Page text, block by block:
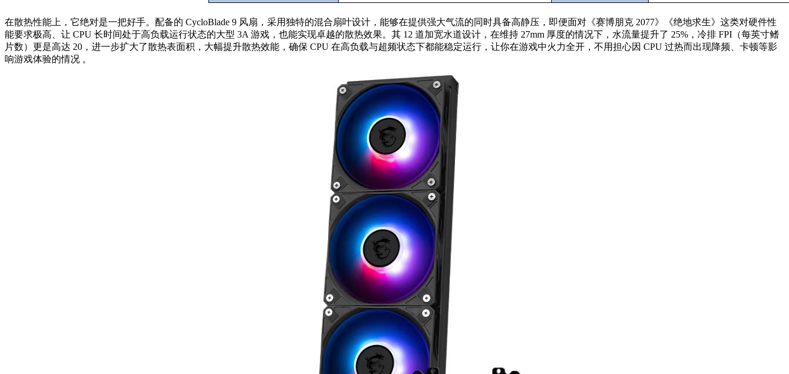
在散热性能上，它绝对是一把好手。配备的 CycloBlade 9 风扇，采用独特的混合扇叶设计，能够在提供强大气流的同时具备高静压，即便面对《赛博朋克 2077》《绝地求生》这类对硬件性
能要求极高、让 CPU 长时间处于高负载运行状态的大型 3A 游戏，也能实现卓越的散热效果。其 12 道加宽水道设计，在维持 27mm 厚度的情况下，水流量提升了 25%，冷排 FPI（每英寸鳍
片数）更是高达 20，进一步扩大了散热表面积，大幅提升散热效能，确保 CPU 在高负载与超频状态下都能稳定运行，让你在游戏中火力全开，不用担心因 CPU 过热而出现降频、卡顿等影
响游戏体验的情况 。